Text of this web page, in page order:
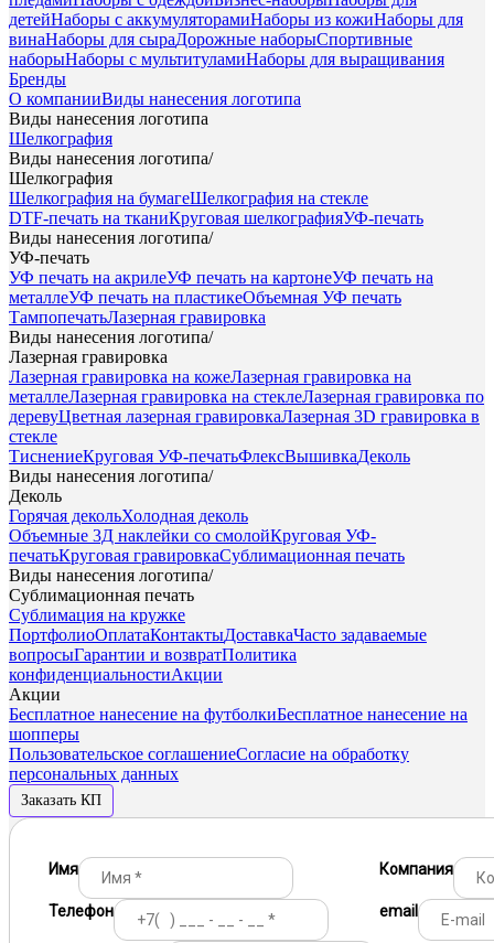
детейНаборы с аккумуляторамиНаборы из кожиНаборы для
винаНаборы для сыраДорожные наборыСпортивные
наборыНаборы с мультитуламиНаборы для выращивания
Бренды
О компанииВиды нанесения логотипа
Виды нанесения логотипа
Шелкография
Виды нанесения логотипа/
Шелкография
Шелкография на бумагеШелкография на стекле
DTF-печать на тканиКруговая шелкографияУФ-печать
Виды нанесения логотипа/
УФ-печать
УФ печать на акрилеУФ печать на картонеУФ печать на
металлеУФ печать на пластикеОбъемная УФ печать
ТампопечатьЛазерная гравировка
Виды нанесения логотипа/
Лазерная гравировка
Лазерная гравировка на кожеЛазерная гравировка на
металлеЛазерная гравировка на стеклеЛазерная гравировка по
деревуЦветная лазерная гравировкаЛазерная 3D гравировка в
стекле
ТиснениеКруговая УФ-печатьФлексВышивкаДеколь
Виды нанесения логотипа/
Деколь
Горячая декольХолодная деколь
Объемные 3Д наклейки со смолойКруговая УФ-
печатьКруговая гравировкаСублимационная печать
Виды нанесения логотипа/
Сублимационная печать
Сублимация на кружке
ПортфолиоОплатаКонтактыДоставкаЧасто задаваемые
вопросыГарантии и возвратПолитика
конфиденциальностиАкции
Акции
Бесплатное нанесение на футболкиБесплатное нанесение на
шопперы
Пользовательское соглашениеСогласие на обработку
персональных данных
Заказать КП
Имя Компания
Телефон email